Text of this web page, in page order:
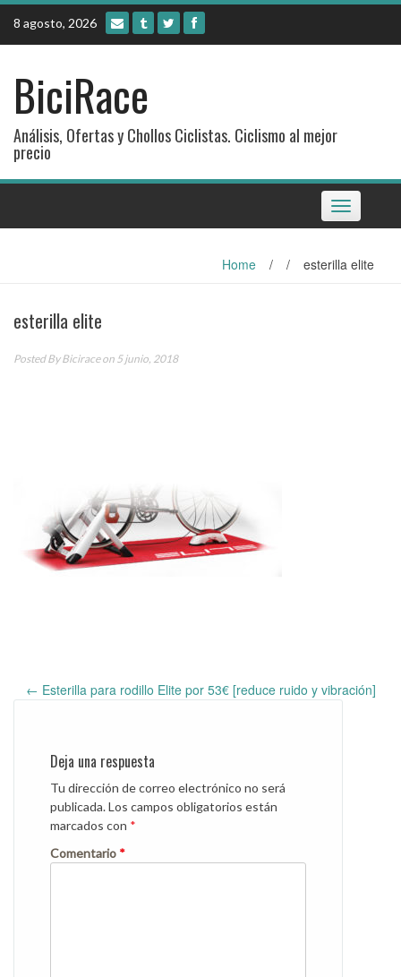
Skip
content
8 agosto, 2026
BiciRace
Análisis, Ofertas y Chollos Ciclistas. Ciclismo al mejor
precio
Toggle
navigation
Home / / esterilla elite
esterilla elite
Posted ByBiciraceon 5 junio, 2018
Post
← Esterilla para rodillo Elite por 53€ [reduce ruido y vibración]
Deja una respuesta
Tu dirección de correo electrónico no será
publicada.Los campos obligatorios están
marcados con *
Comentario *